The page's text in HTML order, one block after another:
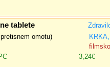
tablete
omotu)
3,24€